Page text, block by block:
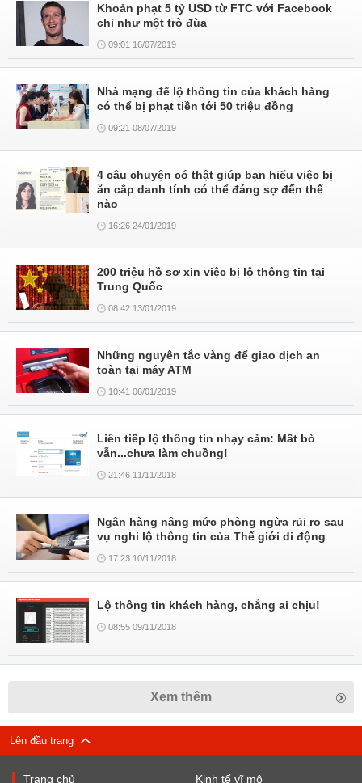
Khoản phạt 5 tỷ USD từ FTC với Facebook
chỉ như một trò đùa
09:01 16/07/2019
Nhà mạng để lộ thông tin của khách hàng
có thể bị phạt tiền tới 50 triệu đồng
09:21 08/07/2019
4 câu chuyện có thật giúp bạn hiểu việc bị
ăn cắp danh tính có thể đáng sợ đến thế
nào
16:26 24/01/2019
200 triệu hồ sơ xin việc bị lộ thông tin tại
Trung Quốc
08:42 13/01/2019
Những nguyên tắc vàng để giao dịch an
toàn tại máy ATM
10:41 06/01/2019
Liên tiếp lộ thông tin nhạy cảm: Mất bò
vẫn...chưa làm chuồng!
21:46 11/11/2018
Ngân hàng nâng mức phòng ngừa rủi ro sau
vụ nghi lộ thông tin của Thế giới di động
17:23 10/11/2018
Lộ thông tin khách hàng, chẳng ai chịu!
08:55 09/11/2018
Xem thêm
Lên đầu trang
Trang chủ Kinh tế vĩ mô